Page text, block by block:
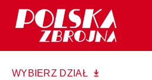
WYBIERZ DZIAŁ